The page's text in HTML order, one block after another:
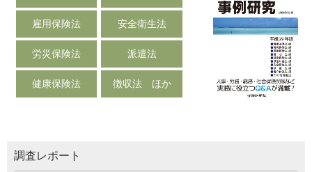
雇用保険法 安全衛生法
労災保険法 派遣法
健康保険法 徴収法 ほか
調査レポート